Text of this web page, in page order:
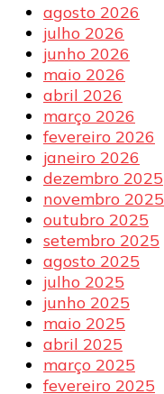
agosto 2026
julho 2026
junho 2026
maio 2026
abril 2026
março 2026
fevereiro 2026
janeiro 2026
dezembro 2025
novembro 2025
outubro 2025
setembro 2025
agosto 2025
julho 2025
junho 2025
maio 2025
abril 2025
março 2025
fevereiro 2025